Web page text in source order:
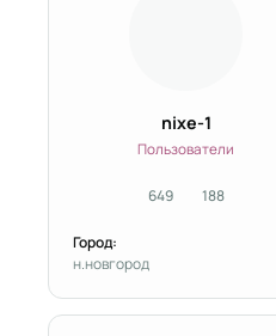
nixe-1
Пользователи
649
сообщения
188Репутация
Город:
н.новгород